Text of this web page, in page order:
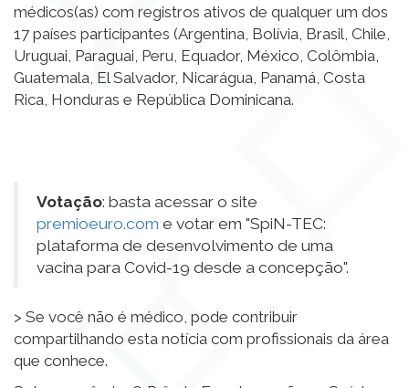
médicos(as) com registros ativos de qualquer um dos
17 países participantes (Argentina, Bolívia, Brasil, Chile,
Uruguai, Paraguai, Peru, Equador, México, Colômbia,
Guatemala, El Salvador, Nicarágua, Panamá, Costa
Rica, Honduras e República Dominicana.
Votação: basta acessar o site
premioeuro.com e votar em "SpiN-TEC:
plataforma de desenvolvimento de uma
vacina para Covid-19 desde a concepção".
> Se você não é médico, pode contribuir
compartilhando esta notícia com profissionais da área
que conhece.